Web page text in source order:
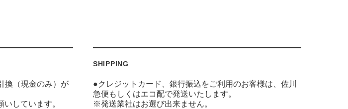
換（現金のみ）が
しています。
SHIPPING
●クレジットカード、銀行振込をご利用のお客様は、佐川
急便もしくはエコ配で発送いたします。
※発送業社はお選び出来ません。